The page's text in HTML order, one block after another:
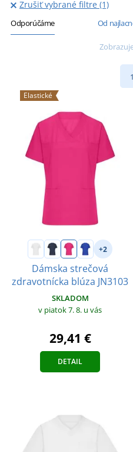
Zrušiť vybrané filtre (1)
Odporúčáme Od
1
Elastické
+2
Dámska strečová
zdravotnícka blúza JN3103
SKLADOM
v piatok 7. 8. u vás
29,41 €
DETAIL